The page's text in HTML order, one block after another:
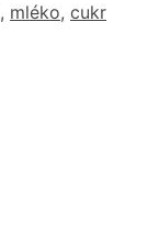
, mléko, cukr